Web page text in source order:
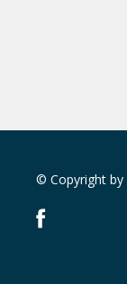
© Copyright by